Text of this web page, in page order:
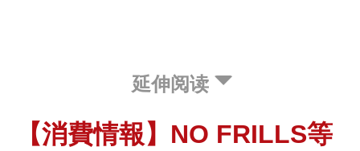
延伸阅读
【消費情報】NO FRILLS等